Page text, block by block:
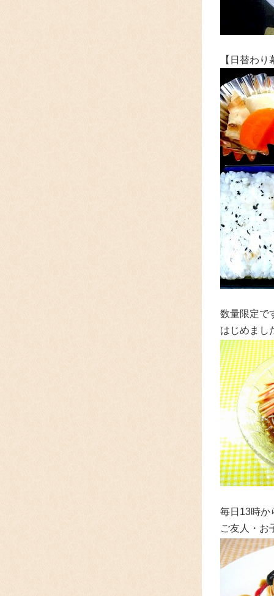
【日替わ
数量限定で
はじめまし
毎日13時か
ご友人・お